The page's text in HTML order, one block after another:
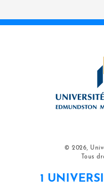
© 2026,
Tous
1